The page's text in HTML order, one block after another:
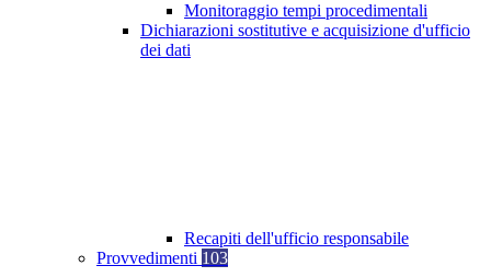
Monitoraggio tempi procedimentali
Dichiarazioni sostitutive e acquisizione d'ufficio
dei dati
Recapiti dell'ufficio responsabile
Provvedimenti 103